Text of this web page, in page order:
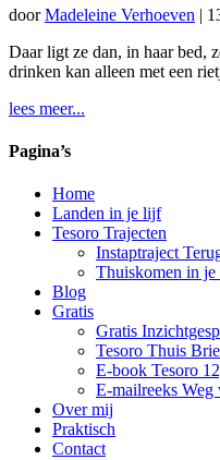
doorMadeleine Verhoeven |
Daar ligt ze dan, in haar bed,
drinken kan alleen met een
lees meer...
Pagina’s
Home
Landen in je lijf
Tesoro Trajecten
Instaptraject
Thuiskomen in je
Blog
Gratis
Gratis
Tesoro Thuis
E-book Tesoro
E-mailreeks Weg
Over mij
Praktisch
Contact